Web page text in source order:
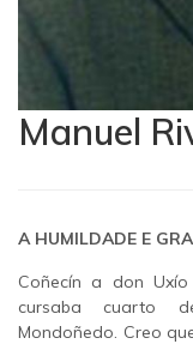
Manuel
A HUMILDADE E
Coñecín a don
cursaba cuarto
Mondoñedo. Creo